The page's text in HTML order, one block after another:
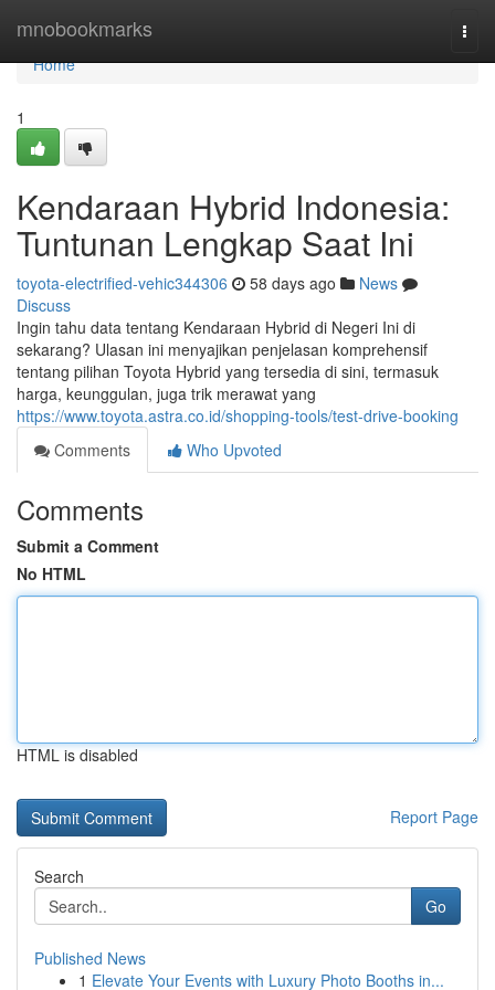
mnobookmarks
Home
Home
1
Kendaraan Hybrid Indonesia:
Tuntunan Lengkap Saat Ini
toyota-electrified-vehic344306 58 days ago
News
Discuss
Ingin tahu data tentang Kendaraan Hybrid di Negeri Ini di
sekarang? Ulasan ini menyajikan penjelasan komprehensif
tentang pilihan Toyota Hybrid yang tersedia di sini, termasuk
harga, keunggulan, juga trik merawat yang
https://www.toyota.astra.co.id/shopping-tools/test-drive-booking
Comments
Who Upvoted
Comments
Submit a Comment
No HTML
HTML is disabled
Report Page
Search
Go
Published News
1 Elevate Your Events with Luxury Photo Booths in...